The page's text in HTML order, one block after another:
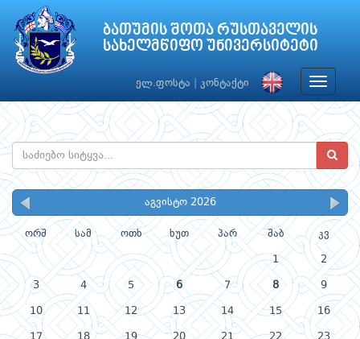
ბათუმის შოთა რუსთაველის
სახელმწიფო უნივერსიტეტი
ელ.ფოსტა კონტაქტი
Toggle
აგვისტო 2026
ორშ სამ ოთხ ხუთ პარ შაბ კვ
1 2
3 4 5 6 7 8 9
10 11 12 13 14 15 16